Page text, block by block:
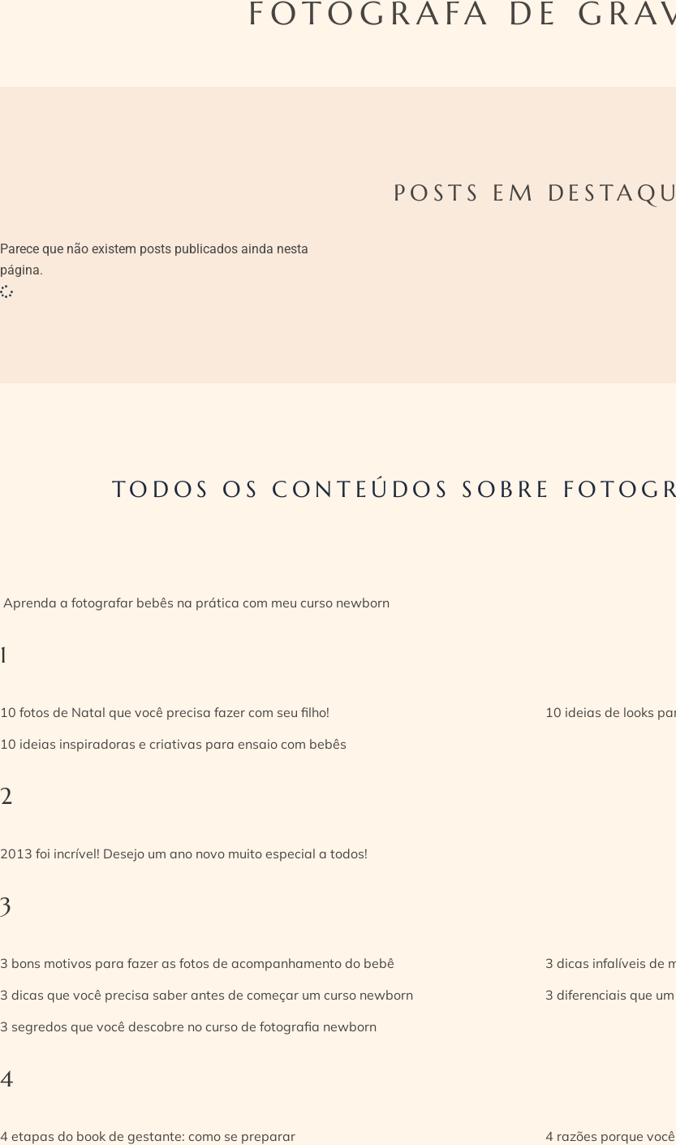
FOTOGRAFA DE
POSTS EM
Parece que não existem posts publicados ainda nesta
página.
TODOS OS CONTEÚDOS SOBRE
Aprenda a fotografar bebês na prática com meu curso newborn
1
10 fotos de Natal que você precisa fazer com seu filho!
10 ideias de looks
10 ideias inspiradoras e criativas para ensaio com bebês
2
2013 foi incrível! Desejo um ano novo muito especial a todos!
3
3 bons motivos para fazer as fotos de acompanhamento do bebê
3 dicas infalíveis de
3 dicas que você precisa saber antes de começar um curso newborn
3 diferenciais que
3 segredos que você descobre no curso de fotografia newborn
4
4 etapas do book de gestante: como se preparar
4 razões porque